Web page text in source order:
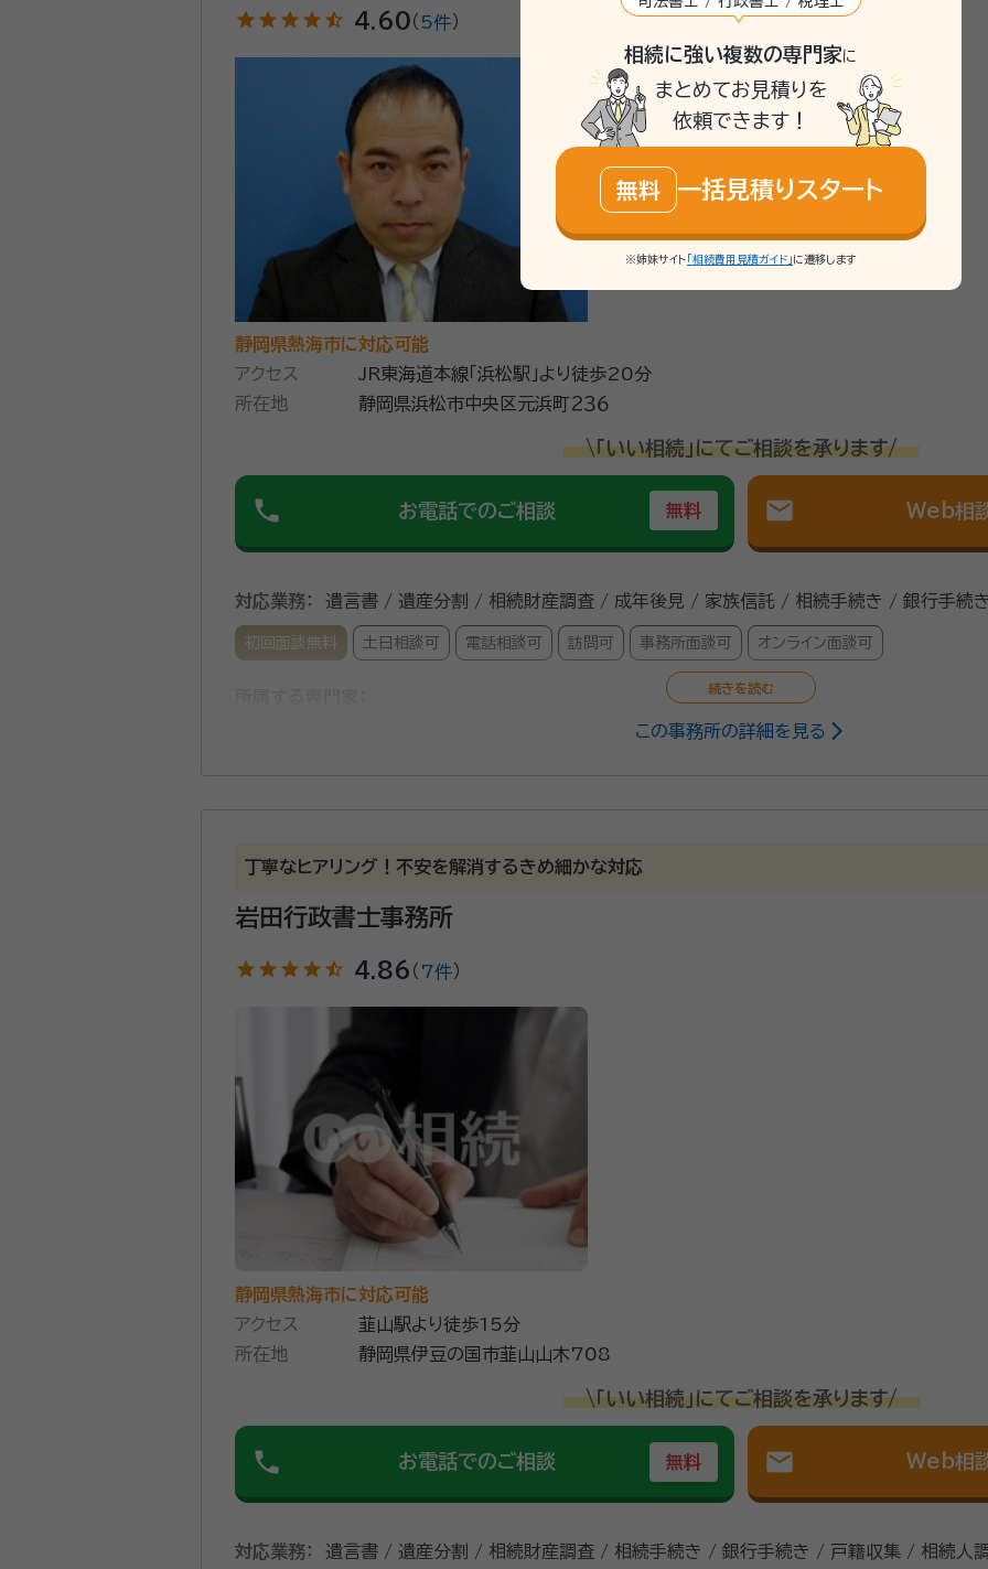
所属団体： 静岡県行政書士会
star star star star star_half 4.60（ 5件）
静岡県熱海市に対応可能
アクセス
JR東海道本線「浜松駅」より徒歩20分
所在地
静岡県浜松市中央区元浜町２３６
\「いい相続」にてご相談を承ります/
phone お電話でのご相談 無料 mail Web相
対応業務： 遺言書 / 遺産分割 / 相続財産調査 / 成年後見 / 家族信託 / 相続手続き / 銀行手続
初回面談無料 土日相談可 電話相談可 訪問可 事務所面談可 オンライン面談可
行政書士、測量士、土木施工管理技士、造園施工管理技士、橋梁点検士
account_circle 満足度 4.0 ご利用時期：2023/11
親しみ深い方で、丁寧に教えてくださって安心できた為、お願いしました。
迅速且つ丁寧に対応してくださいました。安心しています。
相続全般についてのご相談や終活に向けての「遺言書の作成」などお客様に寄り添った、丁寧な
の実績は多数あり、遺産分割協議書、相続関係図、書類の収集など迅速、丁寧に対応し、相続に
続き終了までご一緒に対応しております。 終活に向けての「遺言書の作成」「エンデイングノートの
見契約」など、これから先のお手続きについても、多くのお客様の書類の作成や後見人手続きな
好評をいただいております。 土地のお困りごとによる、農地転用・都市計画の諸手続きから専門家チームとの連携による、財産の
有効活用のアドバイスも可能であり、大変好評をいただいております。 まちの身近な法律家として、お仕事やお困りごとを独自の
スタイルでお客様に情報を伝えることを得意とするフットワークの軽さが売りです。 ぜひ、お客様に寄り添ったご要望に全力でお
資格等：行政書士、測量士
静岡県行政書士会
この事務所の詳細を見る
丁寧なヒアリング！不安を解消するきめ細かな対応
岩田行政書士事務所
star star star star star_half 4.86 （ 7件）
静岡県熱海市に対応可能
アクセス
韮山駅より徒歩15分
所在地
静岡県伊豆の国市韮山山木708
\「いい相続」にてご相談を承ります/
phone お電話でのご相談 無料 mail Web相
対応業務： 遺言書 / 遺産分割 / 相続財産調査 / 相続手続き / 銀行手続き / 戸籍収集 / 相続人
相続に強い複数の専門家に
まとめてお見積りを
依頼できます！
無料 一括見積りスタート
※姉妹サイト 「相続費用見積ガイド」 に遷移します